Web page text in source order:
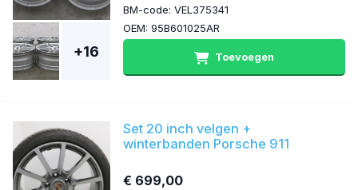
+16
BM-code: VEL375341
OEM: 95B601025AR
Toevoegen
Set 20 inch velgen +
winterbanden Porsche 911
€ 699,00